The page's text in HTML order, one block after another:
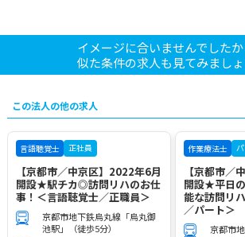
イメージに合いませんでしたか
似た条件の求人も見てみましょ
この法人の他の求人
言語聴覚士 正社員
【京都市／中京区】2022年6月
開設★駅チカ◎訪問リハのお仕
事！＜言語聴覚士／正職員＞
京都市地下鉄烏丸線「烏丸御
池駅」（徒歩5分）
作業療法士
【京都市／
開設★平日
能な訪問リ
／パート＞
京都市